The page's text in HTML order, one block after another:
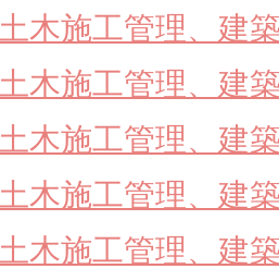
土木施工管理、建
土木施工管理、建
土木施工管理、建
土木施工管理、建
土木施工管理、建